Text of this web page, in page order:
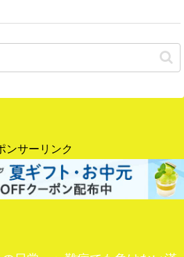
ンサーリンク